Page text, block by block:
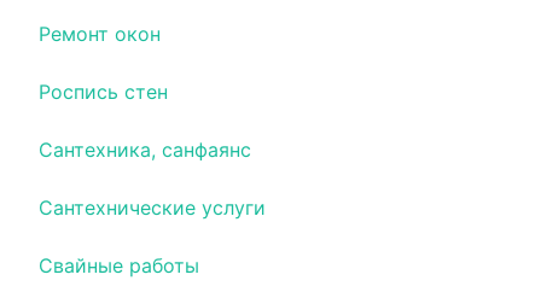
Ремонт окон
Роспись стен
Сантехника, санфаянс
Сантехнические услуги
Свайные работы